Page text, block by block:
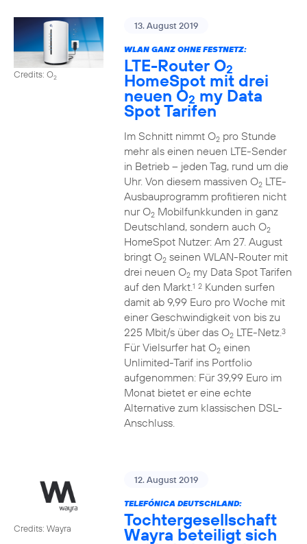
Credits: O2
13. August 2019
WLAN GANZ OHNE FESTNETZ:
LTE-Router O2
HomeSpot mit drei
neuen O2 my Data
Spot Tarifen
Im Schnitt nimmt O2pro Stunde
mehr als einen neuen LTE-Sender
in Betrieb – jeden Tag, rund um die
Uhr. Von diesem massiven O2LTE-
Ausbauprogramm profitieren nicht
nur O2Mobilfunkkunden in ganz
Deutschland, sondern auch O2
HomeSpot Nutzer: Am 27. August
bringt O2seinen WLAN-Router mit
drei neuen O2my Data Spot Tarifen
auf den Markt.1 2Kunden surfen
damit ab 9,99 Euro pro Woche mit
einer Geschwindigkeit von bis zu
225 Mbit/s über das O2LTE-Netz.3
Für Vielsurfer hat O2einen
Unlimited-Tarif ins Portfolio
aufgenommen: Für 39,99 Euro im
Monat bietet er eine echte
Alternative zum klassischen DSL-
Anschluss.
Credits: Wayra
12. August 2019
TELEFÓNICA DEUTSCHLAND:
Tochtergesellschaft
Wayra beteiligt sich